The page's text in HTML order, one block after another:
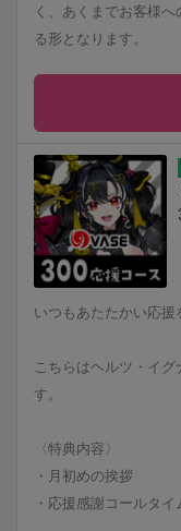
く、あくまでお客様
る形となります。
いつもあたたかい応援
こちらはヘルツ・イ
す。
〈特典内容〉
・月初めの挨拶
・応援感謝コールタイ